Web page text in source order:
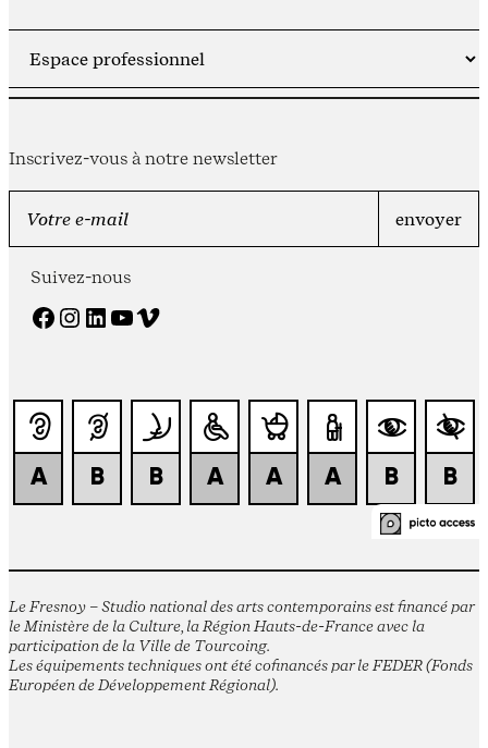
Inscrivez-vous à notre newsletter
Suivez-nous
Facebook Instagram LinkedIn YouTube Vimeo
Le Fresnoy – Studio national des arts contemporains est financé par
le Ministère de la Culture, la Région Hauts-de-France avec la
participation de la Ville de Tourcoing.
Les équipements techniques ont été cofinancés par le FEDER (Fonds
Européen de Développement Régional).